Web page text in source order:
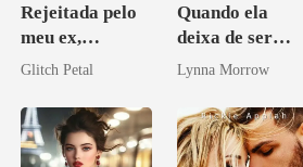
Rejeitada pelo
meu ex,
desejada pelo
Glitch Petal
Quando ela
deixa de ser
submissa
Lynna Morrow